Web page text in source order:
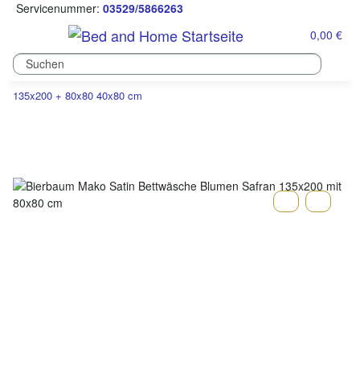
Servicenummer: 03529/5866263
0,00 €
135x200 + 80x80 40x80 cm